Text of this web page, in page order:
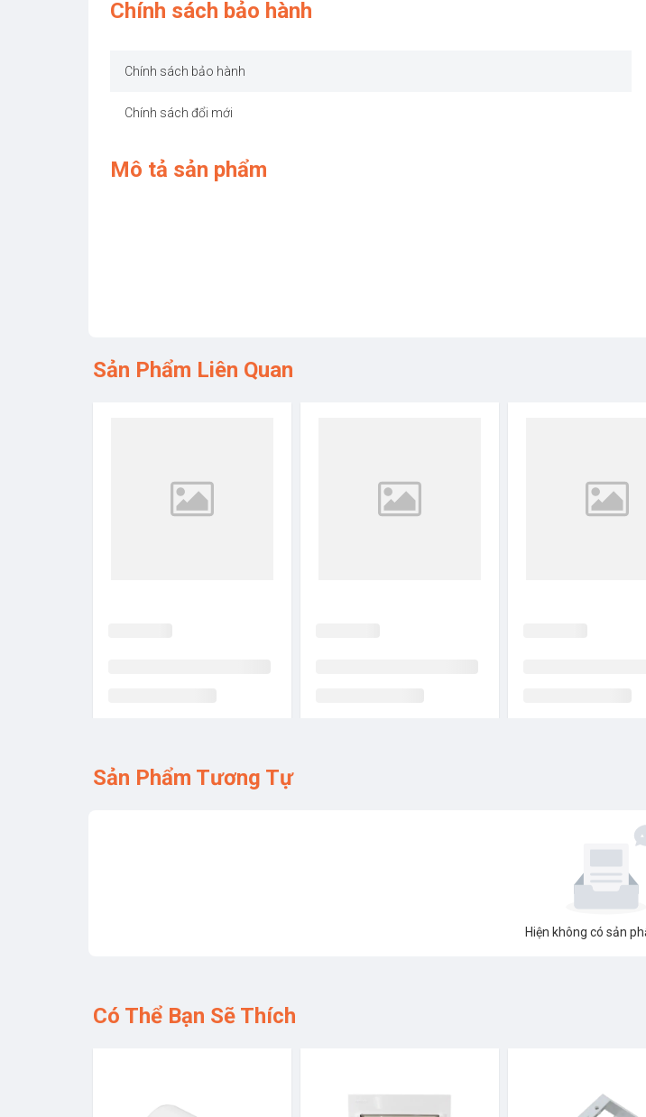
Chính sách bảo hành
Chính sách bảo hành
Chính sách đổi mới
Mô tả sản phẩm
Sản Phẩm Liên Quan
Sản Phẩm Tương Tự
Hiện không có sản
Có Thể Bạn Sẽ Thích